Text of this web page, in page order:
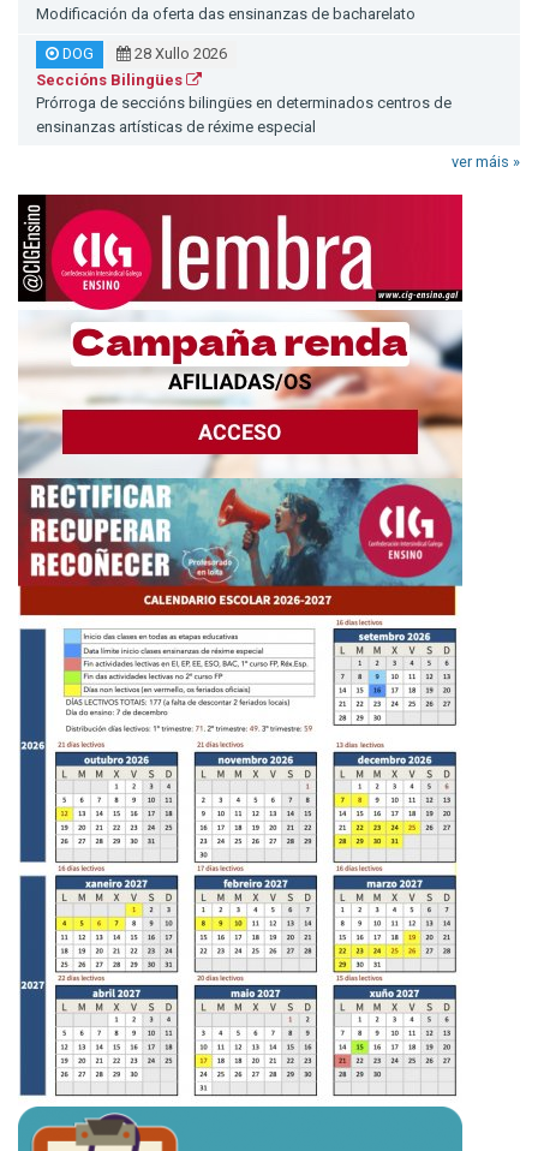
Modificación da oferta das ensinanzas de bacharelato
DOG
28 Xullo 2026
Seccións Bilingües
Prórroga de seccións bilingües en determinados centros de
ensinanzas artísticas de réxime especial
ver máis »